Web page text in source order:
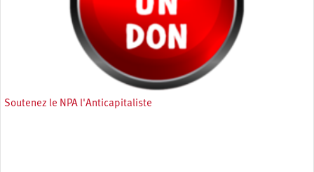
Soutenez le NPA l'Anticapitaliste